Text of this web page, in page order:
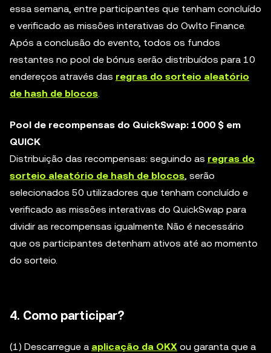
essa semana, entre participantes que tenham concluído
e verificado as missões interativas do Owlto Finance.
Após a conclusão do evento, todos os fundos
restantes no pool de bónus serão distribuídos para 10
endereços através das regras do sorteio aleatório
de hash de blocos.
Pool de recompensas do QuickSwap: 1000 $ em
QUICK
Distribuição das recompensas: seguindo as regras do
sorteio aleatório de hash de blocos, serão
selecionados 50 utilizadores que tenham concluído e
verificado as missões interativas do QuickSwap para
dividir as recompensas igualmente. Não é necessário
que os participantes detenham ativos até ao momento
do sorteio.
4. Como participar?
(1) Descarregue a aplicação da OKX ou garanta que a